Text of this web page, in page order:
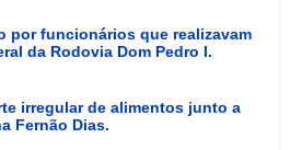
por funcionários que realizavam
da Rodovia Dom Pedro I.
irregular de alimentos junto a
Fernão Dias.